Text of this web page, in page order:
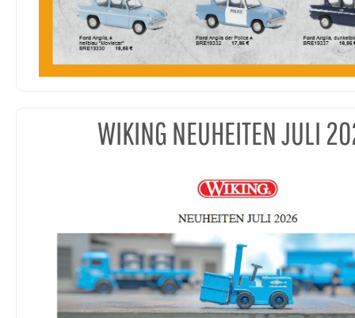
WIKING NEUHEITEN JULI